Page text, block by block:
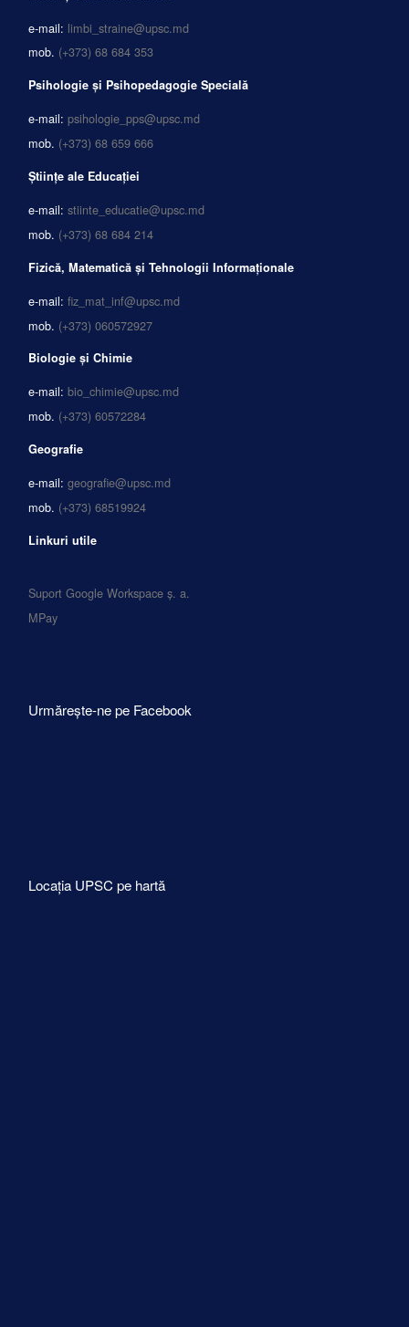
e-mail: limbi_straine@upsc.md
mob. (+373) 68 684 353
Psihologie și Psihopedagogie Specială
e-mail: psihologie_pps@upsc.md
mob. (+373) 68 659 666
Științe ale Educației
e-mail: stiinte_educatie@upsc.md
mob. (+373) 68 684 214
Fizică, Matematică și Tehnologii Informaționale
e-mail: fiz_mat_inf@upsc.md
mob. (+373) 060572927
Biologie și Chimie
e-mail: bio_chimie@upsc.md
mob. (+373) 60572284
Geografie
e-mail: geografie@upsc.md
mob. (+373) 68519924
Linkuri utile
Suport Google Workspace ș. a.
MPay
Urmărește-ne pe Facebook
Locația UPSC pe hartă